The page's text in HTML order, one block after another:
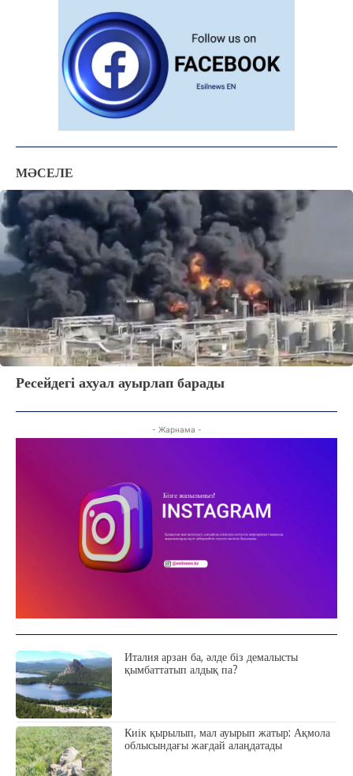
КӨЗҚАРАС
ЗЕРТТЕУ
СҰХБАТ
АРНАЙЫ ЖОБА
ӘЛЕУМЕТ
ҚҰҚЫҚ
ШЕЖІРЕ
ТЫЛСЫМ
ФОТО ДӘЙЕК
18.3 C Kokshetau
Жоба туралы Байланыс Жарнама
МӘСЕЛЕ
Ресейдегі ахуал ауырлап барады
- Жарнама -
Италия арзан ба, әлде біз демалысты
қымбаттатып алдық па?
Киік қырылып, мал ауырып жатыр: Ақмола
облысындағы жағдай алаңдатады